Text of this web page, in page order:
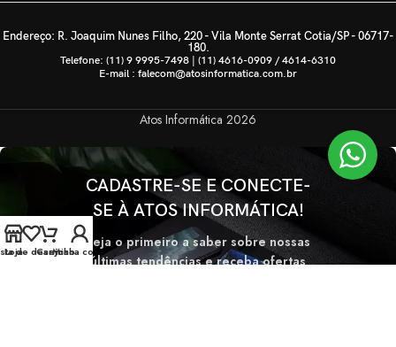
Endereço: R. Joaquim Nunes Filho, 220 - Vila Monte Serrat Cotia/SP - 06717-
180.
Telefone: (11) 9 9995-7498 | (11) 4616-0909 / 4614-6310
E-mail : falecom@atosinformatica.com.br
Atos Informática 2026
CADASTRE-SE E CONECTE-
SE À ATOS INFORMÁTICA!
Seja o primeiro a saber sobre nossas
últimas tendências e receba ofertas
Lojade desejos
Carrinho
Minha conta